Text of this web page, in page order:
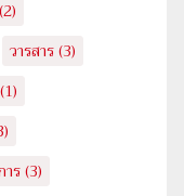
(2)
วารสาร(3)
(1)
ร(3)